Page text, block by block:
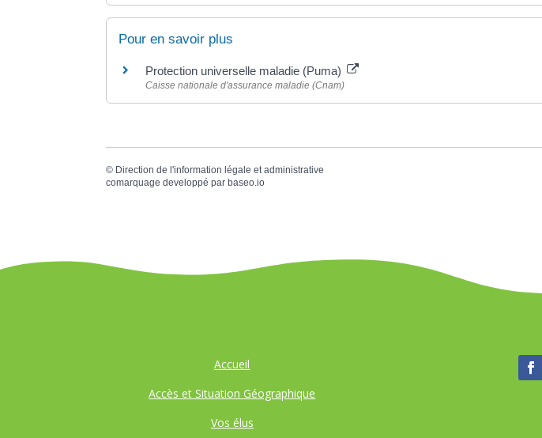
Pour en savoir plus
Protection universelle maladie (Puma)
Caisse nationale d'assurance maladie (Cnam)
© Direction de l'information légale et administrative
comarquage developpé par baseo.io
Accueil
Accès et Situation Géographique
Vos élus